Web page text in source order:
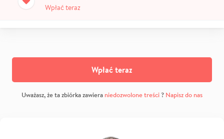
Wpłać teraz
Wpłać teraz
Uważasz, że ta zbiórka zawiera niedozwolone treści? Napisz do nas